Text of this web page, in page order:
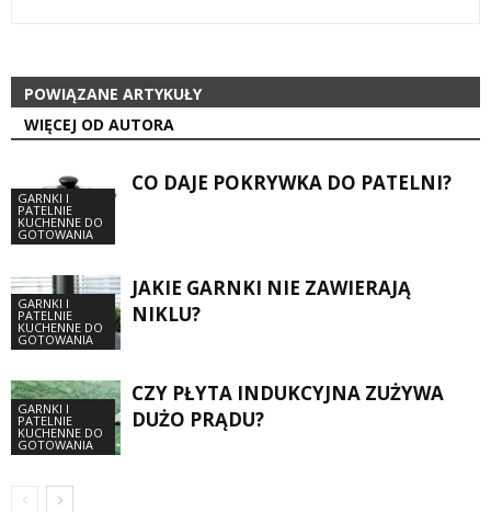
POWIĄZANE ARTYKUŁY
WIĘCEJ OD AUTORA
GARNKI I
PATELNIE
KUCHENNE DO
GOTOWANIA
CO DAJE POKRYWKA DO PATELNI?
GARNKI I
PATELNIE
KUCHENNE DO
GOTOWANIA
JAKIE GARNKI NIE ZAWIERAJĄ
NIKLU?
GARNKI I
PATELNIE
KUCHENNE DO
GOTOWANIA
CZY PŁYTA INDUKCYJNA ZUŻYWA
DUŻO PRĄDU?